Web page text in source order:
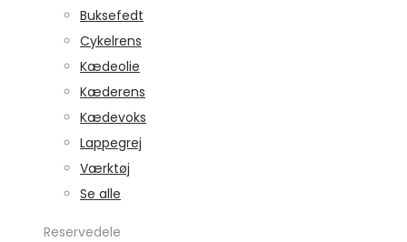
Buksefedt
Cykelrens
Kædeolie
Kæderens
Kædevoks
Lappegrej
Værktøj
Se alle
Reservedele